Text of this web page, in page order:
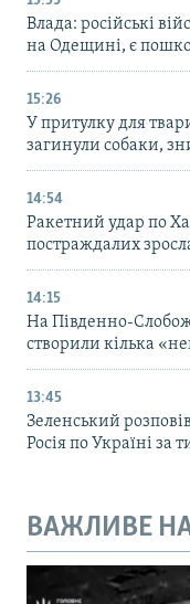
Влада: російські
на Одещині, є
15:26
У притулку для
загинули собаки,
14:54
Ракетний удар по
постраждалих
14:15
На Південно-
створили кілька
13:45
Зеленський
Росія по Україні за
ВАЖЛИВЕ